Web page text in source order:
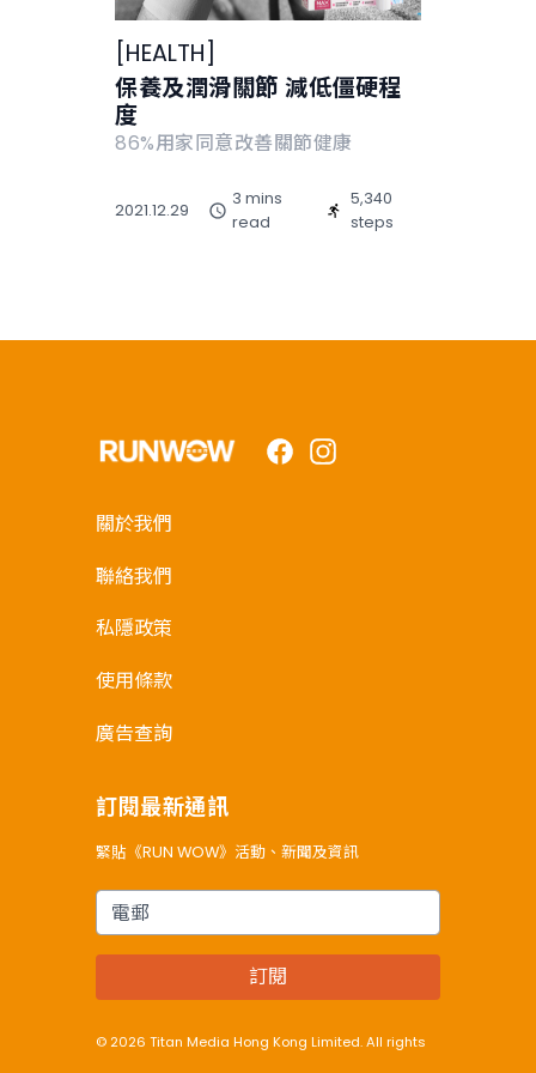
HEALTH
保養及潤滑關節 減低僵硬程
度
86%用家同意改善關節健康
2021.12.29
3 mins
read
5,340
steps
FacebookInstagram
關於我們
聯絡我們
私隱政策
使用條款
廣告查詢
訂閱最新通訊
緊貼《RUN WOW》活動、新聞及資訊
電郵
訂閱
© 2026 Titan Media Hong Kong Limited. All rights